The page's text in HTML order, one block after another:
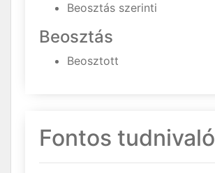
Beosztás szerinti
Beosztás
Beosztott
Fontos tudnivaló